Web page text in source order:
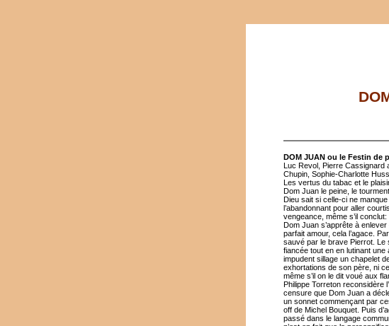
DOM JUAN ou le Festin de
Luc Revol, Pierre Cassignard
Chupin, Sophie-Charlotte
Les vertus du tabac et le
Dom Juan le peine, le
Dieu sait si celle-ci ne
l’abandonnant pour aller
vengeance, même s’il
Dom Juan s’apprête à
parfait amour, cela l’agace.
sauvé par le brave Pierrot. Le
fiancée tout en en lutinant
impudent sillage un chapelet
exhortations de son père, ni
même s’il on le dit voué aux
Philippe Torreton reconsidère
censure que Dom Juan a
un sonnet commençant par
off de Michel Bouquet. Puis
passé dans le langage